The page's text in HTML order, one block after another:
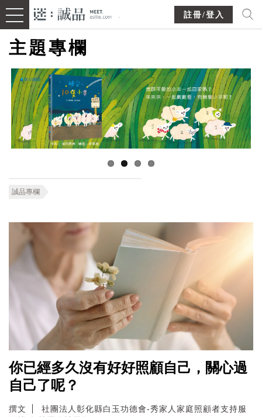
註冊/登入
主題專欄
誠品專欄
你已經多久沒有好好照顧自己，關心過
自己了呢？
撰文
社團法人彰化縣白玉功德會-秀家人家庭照顧者支持服